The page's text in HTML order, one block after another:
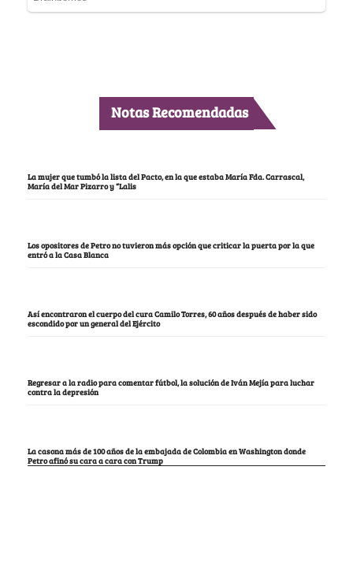
Notas Recomendadas
La mujer que tumbó la lista del Pacto, en la que estaba María Fda. Carrascal,
María del Mar Pizarro y “Lalis
Los opositores de Petro no tuvieron más opción que criticar la puerta por la que
entró a la Casa Blanca
Así encontraron el cuerpo del cura Camilo Torres, 60 años después de haber sido
escondido por un general del Ejército
Regresar a la radio para comentar fútbol, la solución de Iván Mejía para luchar
contra la depresión
La casona más de 100 años de la embajada de Colombia en Washington donde
Petro afinó su cara a cara con Trump